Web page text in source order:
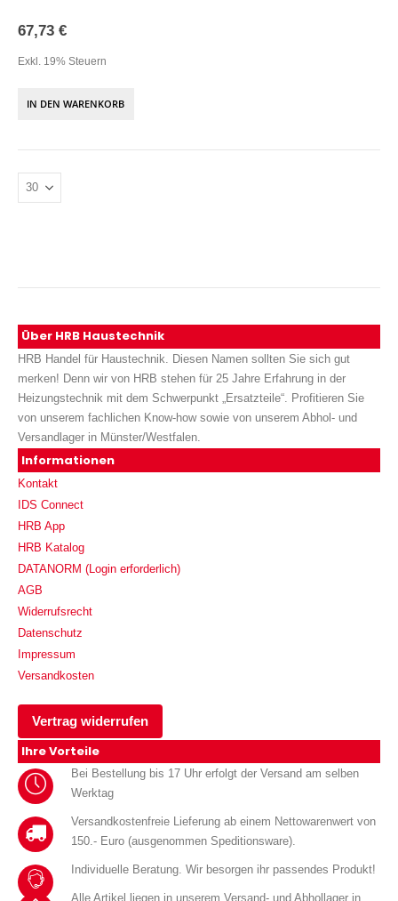
67,73 €
Exkl. 19% Steuern
IN DEN WARENKORB
Über HRB Haustechnik
HRB Handel für Haustechnik. Diesen Namen sollten Sie sich gut
merken! Denn wir von HRB stehen für 25 Jahre Erfahrung in der
Heizungstechnik mit dem Schwerpunkt „Ersatzteile“. Profitieren Sie
von unserem fachlichen Know-how sowie von unserem Abhol- und
Versandlager in Münster/Westfalen.
Informationen
Kontakt
IDS Connect
HRB App
HRB Katalog
DATANORM (Login erforderlich)
AGB
Widerrufsrecht
Datenschutz
Impressum
Versandkosten
Vertrag widerrufen
Ihre Vorteile
Bei Bestellung bis 17 Uhr erfolgt der Versand am selben
Werktag
Versandkostenfreie Lieferung ab einem Nettowarenwert von
150.- Euro (ausgenommen Speditionsware).
Individuelle Beratung. Wir besorgen ihr passendes Produkt!
Alle Artikel liegen in unserem Versand- und Abhollager in